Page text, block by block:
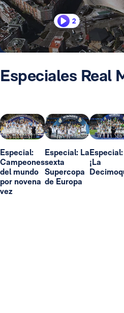
2
Especiales Real
Especial:
Campeones
del mundo
por novena
vez
Especial: La
sexta
Supercopa
de Europa
Especial:
¡La